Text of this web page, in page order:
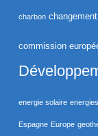
charbon
commission
energie solaire
Espagne Europe